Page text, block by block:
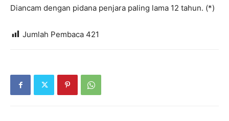
Diancam dengan pidana penjara paling lama 12 tahun. (*)
Jumlah Pembaca 421